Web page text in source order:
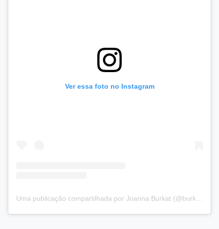
Ver essa foto no Instagram